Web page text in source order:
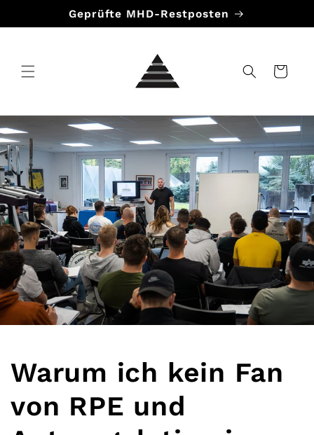
Inhalt
Geprüfte MHD-Restposten
Warenkorb
Warum ich kein Fan
von RPE und